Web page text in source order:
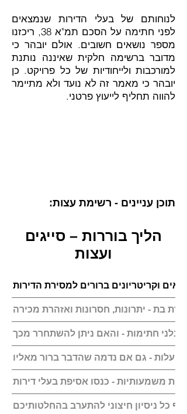
לנוחותם של בעלי הדירות שנמצאים
לפני חתימה על הסכם תמ"א 38, ריכזנו
מספר נושאים חשובים. אולם יובהר כי
מדובר ברשימה חלקית שאיננה נותנת
למורכבות ולייחודיות של כל פרויקט. כן
יובהר כי מאמר זה לא נועד ולא מתיימר
להווה תחליף לייעוץ פרטני.
תוכן עניינים - רשימת עצות:
הליך בוררות – סייגים
ועצות
בת - יתרונות, חסרונות ואזהרת מכירה
קבלני חתימות - והאם ניתן להשתחרר מכך
עלות - גם אם נדמה שהדבר ברור מאליו
משמעותיות - כנסו אסיפת בעלי דירות
כל ניסיון חיצוני להתערב בהחלטותיכם